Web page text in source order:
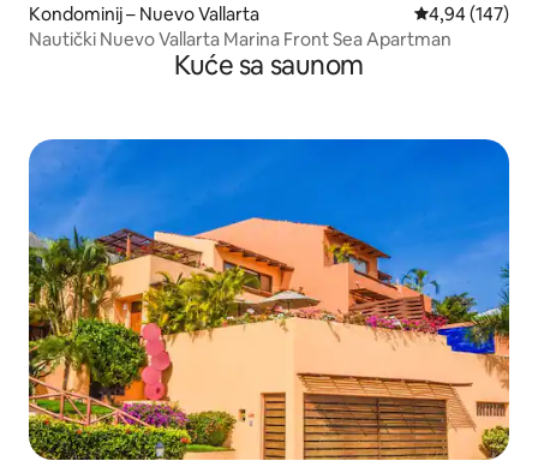
Kondominij – Nuevo Vallarta Prosječna
4,94 (147)
Nautički Nuevo Vallarta Marina Front Sea Apartman
Kuće sa saunom